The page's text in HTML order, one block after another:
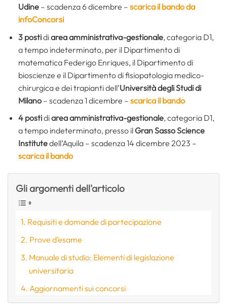
Udine– scadenza 6 dicembre – scarica il bando da
infoConcorsi
3 postidiarea amministrativa-gestionale, categoria D1,
a tempo indeterminato, per il Dipartimento di
matematica Federigo Enriques, il Dipartimento di
bioscienze e il Dipartimento di fisiopatologia medico-
chirurgica e dei trapianti dell’Università degli Studi di
Milano– scadenza 1 dicembre – scarica il bando
4 postidiarea amministrativa-gestionale, categoria D1,
a tempo indeterminato, presso il Gran Sasso Science
Institutedell’Aquila – scadenza 14 dicembre 2023 –
scarica il bando
Gli argomenti dell'articolo
Requisiti e domande di partecipazione
Prove d’esame
Manuale di studio: Elementi di legislazione
universitaria
Aggiornamenti sui concorsi